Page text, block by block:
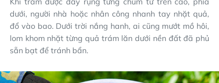
dưới, người nhà hoặc nhân công nhanh tay nhặt quả,
đổ vào bao. Dưới trời nắng hanh, ai cũng mướt mồ hôi,
lom khom nhặt từng quả trám lăn dưới nền đất đã phủ
sẵn bạt để tránh bẩn.